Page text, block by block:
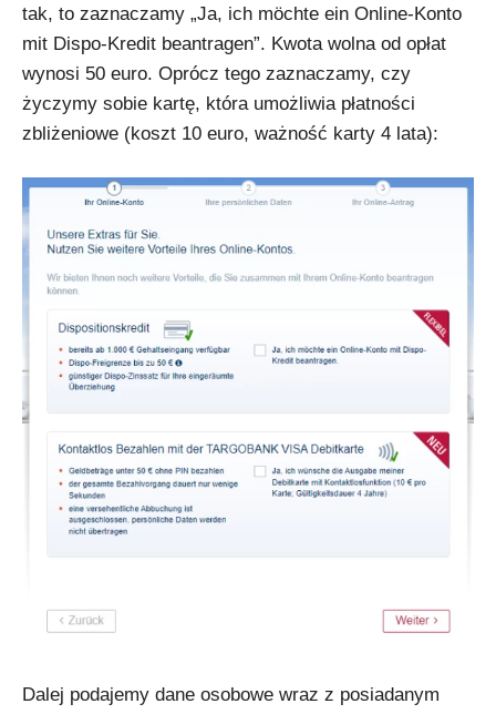
tak, to zaznaczamy „Ja, ich möchte ein Online-Konto
mit Dispo-Kredit beantragen”. Kwota wolna od opłat
wynosi 50 euro. Oprócz tego zaznaczamy, czy
życzymy sobie kartę, która umożliwia płatności
zbliżeniowe (koszt 10 euro, ważność karty 4 lata):
Dalej podajemy dane osobowe wraz z posiadanym